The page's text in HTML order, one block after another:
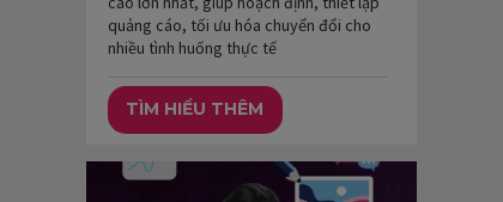
quảng cáo, tối ưu hóa chuyển đổi cho
nhiều tình huống thực tế
TÌM HIỂU THÊM